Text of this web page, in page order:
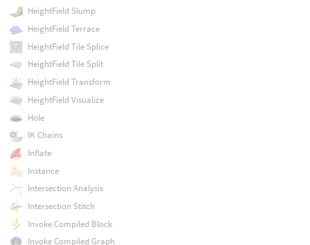
HeightField Slump
HeightField Terrace
HeightField Tile Splice
HeightField Tile Split
HeightField Transform
HeightField Visualize
Hole
IK Chains
Inflate
Instance
Intersection Analysis
Intersection Stitch
Invoke Compiled Block
Invoke Compiled Graph